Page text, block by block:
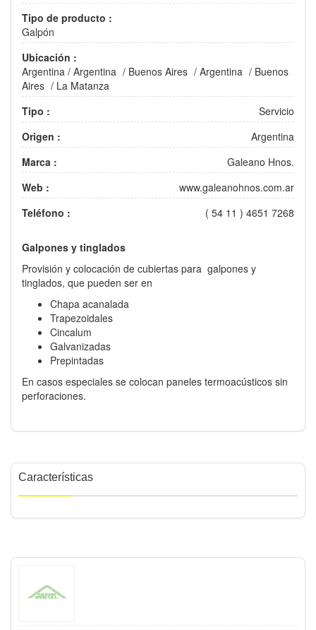
Tipo de producto :
Galpón
Ubicación :
Argentina / Argentina / Buenos Aires / Argentina / Buenos
Aires / La Matanza
Tipo :
Servicio
Origen :
Argentina
Marca :
Galeano Hnos.
Web :
www.galeanohnos.com.ar
Teléfono :
( 54 11 ) 4651 7268
Galpones y tinglados
Provisión y colocación de cubiertas para galpones y
tinglados, que pueden ser en
Chapa acanalada
Trapezoidales
Cincalum
Galvanizadas
Prepintadas
En casos especiales se colocan paneles termoacústicos sin
perforaciones.
Características